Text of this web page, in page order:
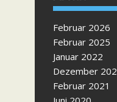
Februar 2026
Februar 2025
Januar 2022
Dezember
Februar 2021